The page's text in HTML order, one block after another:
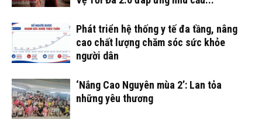
Phát triển hệ thống y tế đa tầng, nâng
cao chất lượng chăm sóc sức khỏe
người dân
‘Nắng Cao Nguyên mùa 2’: Lan tỏa
những yêu thương